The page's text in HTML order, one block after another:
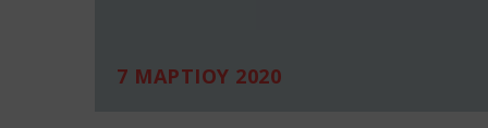
7 ΜΑΡΤΙΟΥ 2020